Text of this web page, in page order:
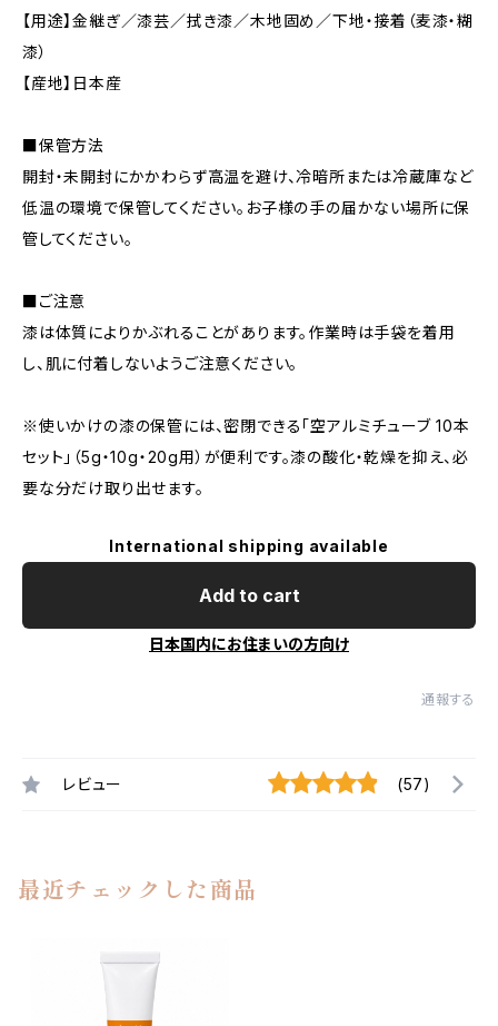
【用途】金継ぎ／漆芸／拭き漆／木地固め／下地・接着（麦漆・糊
漆）
【産地】日本産
■保管方法
開封・未開封にかかわらず高温を避け、冷暗所または冷蔵庫など
低温の環境で保管してください。お子様の手の届かない場所に保
管してください。
■ご注意
漆は体質によりかぶれることがあります。作業時は手袋を着用
し、肌に付着しないようご注意ください。
※使いかけの漆の保管には、密閉できる「空アルミチューブ 10本
セット」（5g・10g・20g用）が便利です。漆の酸化・乾燥を抑え、必
要な分だけ取り出せます。
International shipping available
Add to cart
日本国内にお住まいの方向け
通報する
レビュー (57)
最近チェックした商品